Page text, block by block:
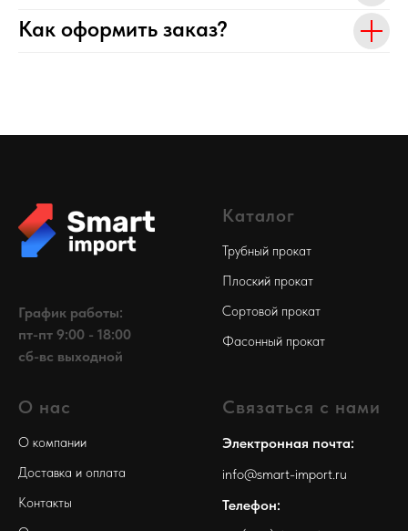
Как оформить заказ?
График работы:
пт-пт 9:00 - 18:00
сб-вс выходной
Каталог
Трубный прокат
Плоский прокат
Сортовой прокат
Фасонный прокат
О нас
О компании
Доставка и оплата
Контакты
Связаться с нами
Электронная почта:
info@smart-import.ru
Телефон: